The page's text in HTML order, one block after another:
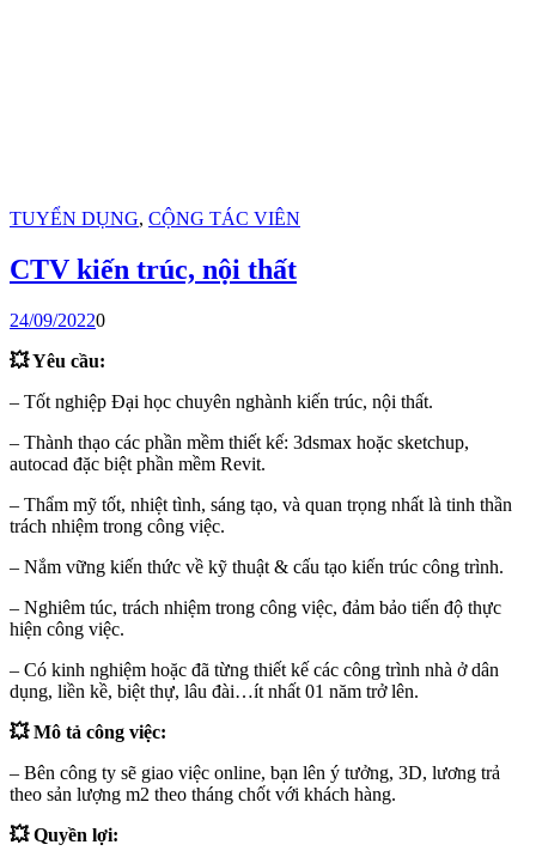
TUYỂN DỤNG, CỘNG TÁC VIÊN
CTV kiến trúc, nội thất
24/09/20220
💥 Yêu cầu:
– Tốt nghiệp Đại học chuyên nghành kiến trúc, nội thất.
– Thành thạo các phần mềm thiết kế: 3dsmax hoặc sketchup,
autocad đặc biệt phần mềm Revit.
– Thẩm mỹ tốt, nhiệt tình, sáng tạo, và quan trọng nhất là tinh thần
trách nhiệm trong công việc.
– Nắm vững kiến thức về kỹ thuật & cấu tạo kiến trúc công trình.
– Nghiêm túc, trách nhiệm trong công việc, đảm bảo tiến độ thực
hiện công việc.
– Có kinh nghiệm hoặc đã từng thiết kế các công trình nhà ở dân
dụng, liền kề, biệt thự, lâu đài…ít nhất 01 năm trở lên.
💥 Mô tả công việc:
– Bên công ty sẽ giao việc online, bạn lên ý tưởng, 3D, lương trả
theo sản lượng m2 theo tháng chốt với khách hàng.
💥 Quyền lợi: